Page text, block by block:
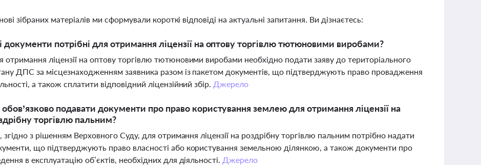
зібраних матеріалів ми сформували короткі відповіді на актуальні запитання. Ви дізнаєтесь:
документи потрібні для отримання ліцензії на оптову торгівлю тютюновими виробами?
отримання ліцензії на оптову торгівлю тютюновими виробами необхідно подати заяву до територіального
ДПС за місцезнаходженням заявника разом із пакетом документів, що підтверджують право провадження
а також сплатити відповідний ліцензійний збір. Джерело
подавати документи про право користування землею для отримання ліцензії на
торгівлю пальним?
згідно з рішенням Верховного Суду, для отримання ліцензії на роздрібну торгівлю пальним потрібно надати
що підтверджують право власності або користування земельною ділянкою, а також документи про
в експлуатацію об’єктів, необхідних для діяльності. Джерело